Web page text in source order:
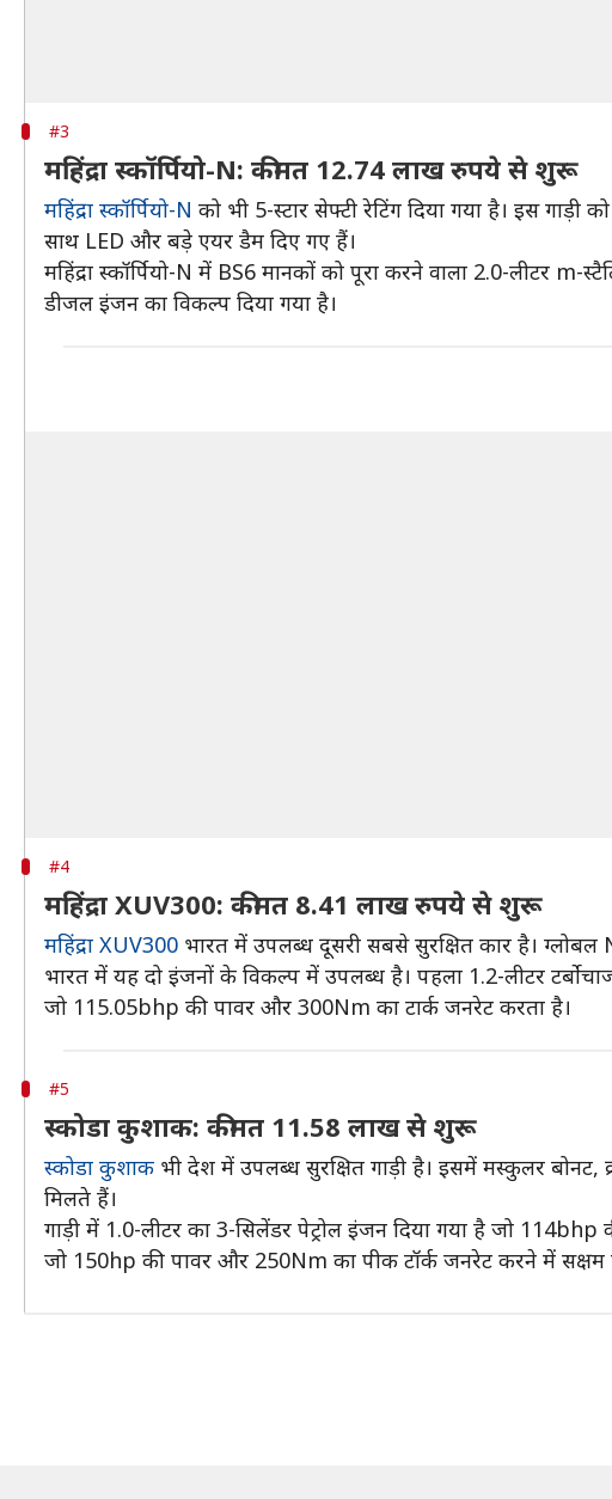
#3
महिंद्रा स्कॉर्पियो-N: कीमत 12.74 लाख रुपये से शुरू
महिंद्रा स्कॉर्पियो-N को भी 5-स्टार सेफ्टी रेटिंग दिया गया है। इस
साथ LED और बड़े एयर डैम दिए गए हैं।
महिंद्रा स्कॉर्पियो-N में BS6 मानकों को पूरा करने वाला 2.0-लीटर
डीजल इंजन का विकल्प दिया गया है।
#4
महिंद्रा XUV300: कीमत 8.41 लाख रुपये से शुरू
महिंद्रा XUV300 भारत में उपलब्ध दूसरी सबसे सुरक्षित कार है।
भारत में यह दो इंजनों के विकल्प में उपलब्ध है। पहला 1.2-लीटर
जो 115.05bhp की पावर और 300Nm का टार्क जनरेट करता है।
#5
स्कोडा कुशाक: कीमत 11.58 लाख से शुरू
स्कोडा कुशाक भी देश में उपलब्ध सुरक्षित गाड़ी है। इसमें मस्कुलर बोनट,
मिलते हैं।
गाड़ी में 1.0-लीटर का 3-सिलेंडर पेट्रोल इंजन दिया गया है जो
जो 150hp की पावर और 250Nm का पीक टॉर्क जनरेट करने में सक्षम